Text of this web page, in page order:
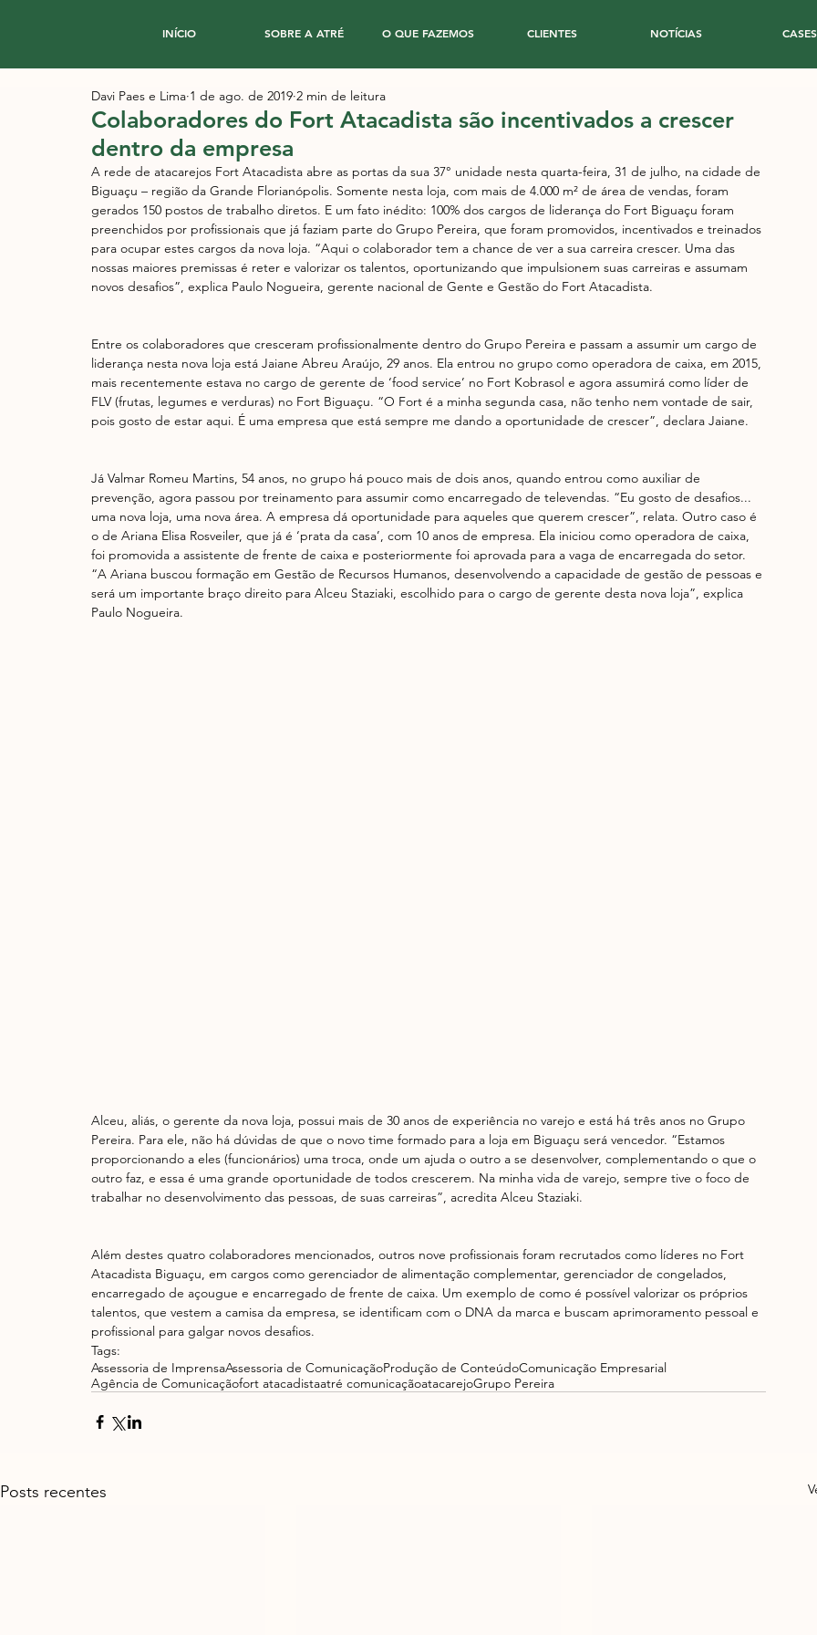
INÍCIO SOBRE A ATRÉ O QUE FAZEMOS CLIENTES NOTÍCIAS CASES
Colaboradores do Fort Atacadista são incentivados a crescer
dentro da empresa
Davi Paes e Lima 1 de ago. de 2019 2 min de leitura
A rede de atacarejos Fort Atacadista abre as portas da sua 37° unidade nesta quarta-feira, 31 de julho, na cidade de
Biguaçu – região da Grande Florianópolis. Somente nesta loja, com mais de 4.000 m² de área de vendas, foram
gerados 150 postos de trabalho diretos. E um fato inédito: 100% dos cargos de liderança do Fort Biguaçu foram
preenchidos por profissionais que já faziam parte do Grupo Pereira, que foram promovidos, incentivados e treinados
para ocupar estes cargos da nova loja. “Aqui o colaborador tem a chance de ver a sua carreira crescer. Uma das
nossas maiores premissas é reter e valorizar os talentos, oportunizando que impulsionem suas carreiras e assumam
novos desafios”, explica Paulo Nogueira, gerente nacional de Gente e Gestão do Fort Atacadista.
Entre os colaboradores que cresceram profissionalmente dentro do Grupo Pereira e passam a assumir um cargo de
liderança nesta nova loja está Jaiane Abreu Araújo, 29 anos. Ela entrou no grupo como operadora de caixa, em 2015,
mais recentemente estava no cargo de gerente de ‘food service’ no Fort Kobrasol e agora assumirá como líder de
FLV (frutas, legumes e verduras) no Fort Biguaçu. “O Fort é a minha segunda casa, não tenho nem vontade de sair,
pois gosto de estar aqui. É uma empresa que está sempre me dando a oportunidade de crescer”, declara Jaiane.
Já Valmar Romeu Martins, 54 anos, no grupo há pouco mais de dois anos, quando entrou como auxiliar de
prevenção, agora passou por treinamento para assumir como encarregado de televendas. “Eu gosto de desafios...
uma nova loja, uma nova área. A empresa dá oportunidade para aqueles que querem crescer”, relata. Outro caso é
o de Ariana Elisa Rosveiler, que já é ‘prata da casa’, com 10 anos de empresa. Ela iniciou como operadora de caixa,
foi promovida a assistente de frente de caixa e posteriormente foi aprovada para a vaga de encarregada do setor.
“A Ariana buscou formação em Gestão de Recursos Humanos, desenvolvendo a capacidade de gestão de pessoas e
será um importante braço direito para Alceu Staziaki, escolhido para o cargo de gerente desta nova loja”, explica
Paulo Nogueira.
Alceu, aliás, o gerente da nova loja, possui mais de 30 anos de experiência no varejo e está há três anos no Grupo
Pereira. Para ele, não há dúvidas de que o novo time formado para a loja em Biguaçu será vencedor. “Estamos
proporcionando a eles (funcionários) uma troca, onde um ajuda o outro a se desenvolver, complementando o que o
outro faz, e essa é uma grande oportunidade de todos crescerem. Na minha vida de varejo, sempre tive o foco de
trabalhar no desenvolvimento das pessoas, de suas carreiras”, acredita Alceu Staziaki.
Além destes quatro colaboradores mencionados, outros nove profissionais foram recrutados como líderes no Fort
Atacadista Biguaçu, em cargos como gerenciador de alimentação complementar, gerenciador de congelados,
encarregado de açougue e encarregado de frente de caixa. Um exemplo de como é possível valorizar os próprios
talentos, que vestem a camisa da empresa, se identificam com o DNA da marca e buscam aprimoramento pessoal e
profissional para galgar novos desafios.
Tags:
Assessoria de ImprensaAssessoria de ComunicaçãoProdução de ConteúdoComunicação Empresarial
Agência de Comunicaçãofort atacadistaatré comunicaçãoatacarejoGrupo Pereira
Posts recentes